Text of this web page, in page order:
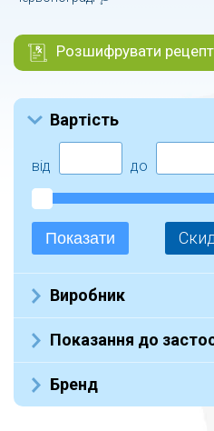
Розшифрувати рецепт
Вартість
від до
Показати
Виробник
Не указан (3)
Показання до
Бренд